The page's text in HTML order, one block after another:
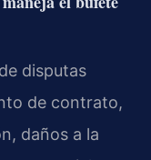
disputas
de contrato,
daños a la